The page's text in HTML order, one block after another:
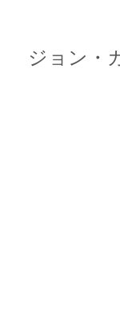
ジョン・